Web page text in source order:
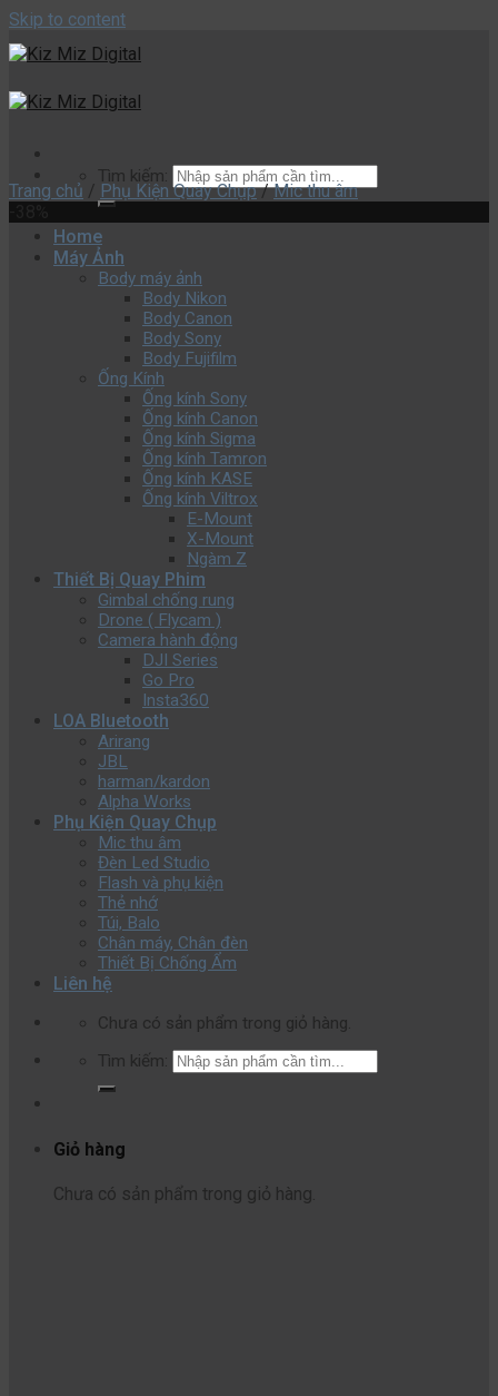
Skip to content
Tìm kiếm:
Home
Máy Ảnh
Body máy ảnh
Body Nikon
Body Canon
Body Sony
Body Fujifilm
Ống Kính
Ống kính Sony
Ống kính Canon
Ống kính Sigma
Ống kính Tamron
Ống kính KASE
Ống kính Viltrox
E-Mount
X-Mount
Ngàm Z
Thiết Bị Quay Phim
Gimbal chống rung
Drone ( Flycam )
Camera hành động
DJI Series
Go Pro
Insta360
LOA Bluetooth
Arirang
JBL
harman/kardon
Alpha Works
Phụ Kiện Quay Chụp
Mic thu âm
Đèn Led Studio
Flash và phụ kiện
Thẻ nhớ
Túi, Balo
Chân máy, Chân đèn
Thiết Bị Chống Ẩm
Liên hệ
Chưa có sản phẩm trong giỏ hàng.
Tìm kiếm:
Giỏ hàng
Chưa có sản phẩm trong giỏ hàng.
Trang chủ / Phụ Kiện Quay Chụp / Mic thu âm